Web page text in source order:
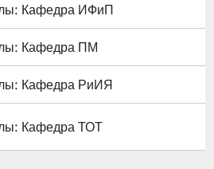
Кафедра ИФиП
Кафедра ПМ
Кафедра РиИЯ
Кафедра ТОТ